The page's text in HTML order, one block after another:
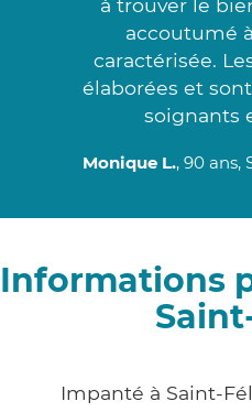
à trouver le
accoutumé
caractérisée.
élaborées et
soignants
Monique L., 90 ans,
Informations
Impanté à Saint-